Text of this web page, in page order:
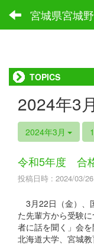
宮城県宮城
TOPICS
2024年3
2024年3月
令和5年度 合
投稿日時 : 2024/03/26
3月22日（金）、
た先輩方から受験
者に話を聞く」会を
北海道大学、宮城